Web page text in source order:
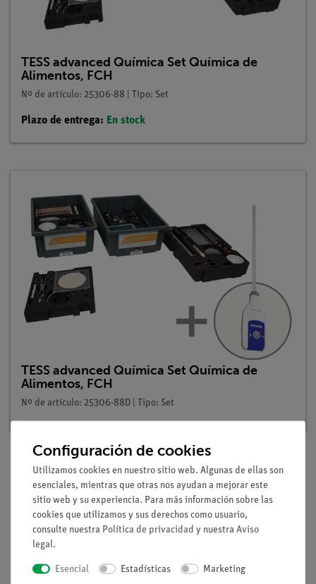
TESS advanced Química Set Química de
Alimentos, FCH
Nº de artículo: 25306-88 | Tipo: Set
Plazo de entrega: En stock
TESS advanced Química Set Química de
Alimentos, FCH
Nº de artículo: 25306-88D | Tipo: Set
Descripción
Principio
El dióxido de carbono reacciona con el hidróxido de calcio
para formar un precipitado blanco de carbonato de calcio. El
Configuración de cookies
Utilizamos cookies en nuestro sitio web. Algunas de ellas son
esenciales, mientras que otras nos ayudan a mejorar este
sitio web y su experiencia. Para más información sobre las
cookies que utilizamos y sus derechos como usuario,
consulte nuestra Política de privacidad y nuestra Aviso
legal.
Esencial Estadísticas Marketing